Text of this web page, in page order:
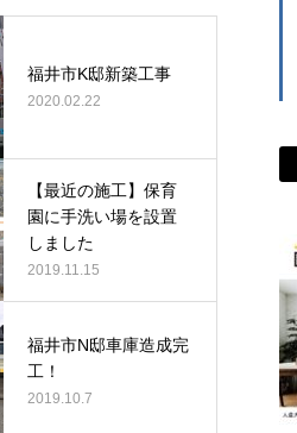
福井市K邸新築工事
2020.02.22
【最近の施工】保育
園に手洗い場を設置
しました
2019.11.15
福井市N邸車庫造成完
工！
2019.10.7